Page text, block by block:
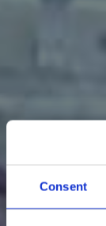
Consent